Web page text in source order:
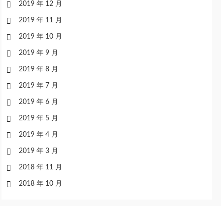
2019 年 12 月
2019 年 11 月
2019 年 10 月
2019 年 9 月
2019 年 8 月
2019 年 7 月
2019 年 6 月
2019 年 5 月
2019 年 4 月
2019 年 3 月
2018 年 11 月
2018 年 10 月